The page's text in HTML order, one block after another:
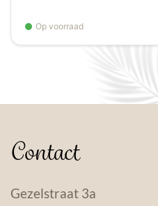
Op voorraad
Contact
Gezelstraat 3a